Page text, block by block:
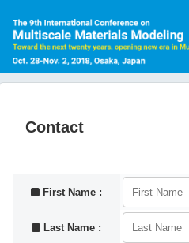
Contact
First Name :
Last Name :